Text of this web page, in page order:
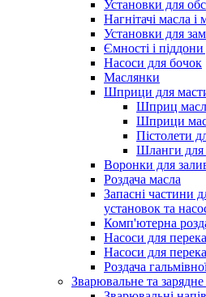
Установки для
Нагнітачі масла і
Установки для
Ємності і
Насоси для бочок
Маслянки
Шприци для
Шприц
Шприци
Пістолети
Шланги
Воронки для
Роздача масла
Запасні частини
установок та
Комп'ютерна
Насоси для
Насоси для
Роздача
Зварювальне та